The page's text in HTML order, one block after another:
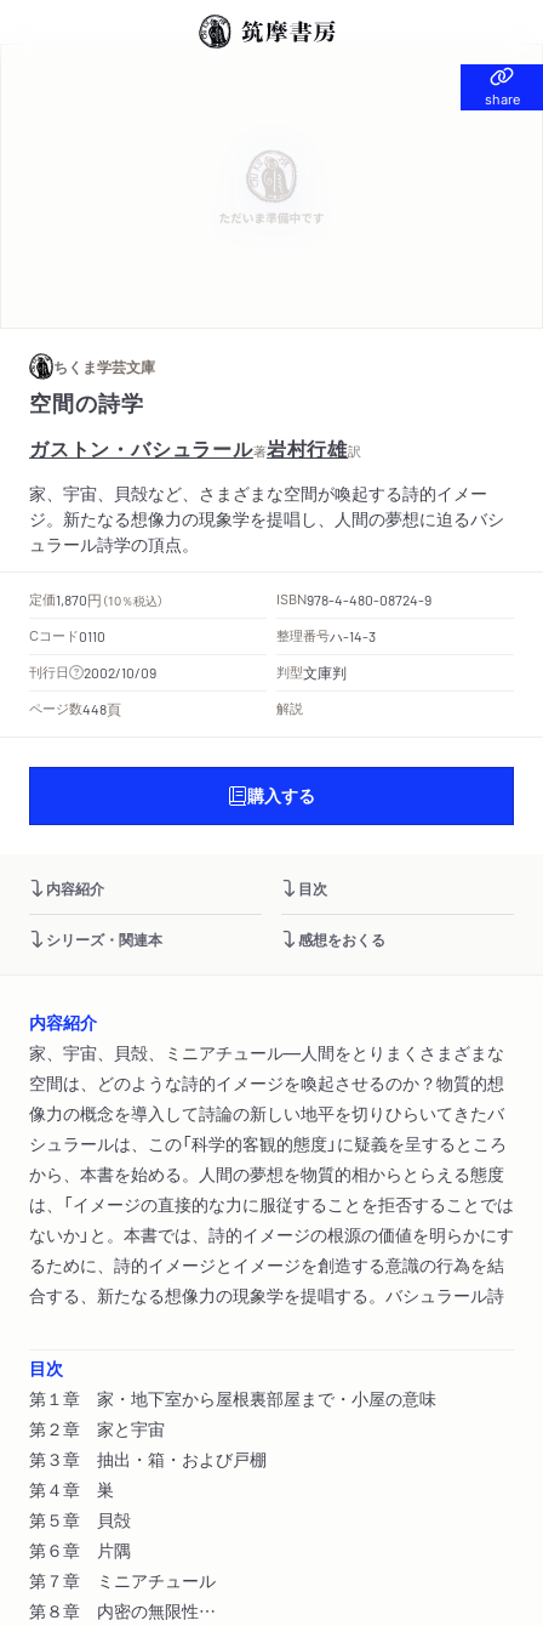
share
share
ちくま学芸文庫
空間の詩学
ガストン・バシュラール著岩村行雄訳
家、宇宙、貝殻など、さまざまな空間が喚起する詩的イメー
ジ。新たなる想像力の現象学を提唱し、人間の夢想に迫るバシ
ュラール詩学の頂点。
定価1,870円 （10％税込） ISBN978-4-480-08724-9
Cコード0110 整理番号ハ-14-3
刊行日 2002/10/09 判型文庫判
ページ数448頁 解説
購入する
内容紹介 目次
シリーズ・関連本 感想をおくる
内容紹介
家、宇宙、貝殻、ミニアチュール―人間をとりまくさまざまな
空間は、どのような詩的イメージを喚起させるのか？物質的想
像力の概念を導入して詩論の新しい地平を切りひらいてきたバ
シュラールは、この「科学的客観的態度」に疑義を呈するところ
から、本書を始める。人間の夢想を物質的相からとらえる態度
は、「イメージの直接的な力に服従することを拒否することでは
ないか」と。本書では、詩的イメージの根源の価値を明らかにす
るために、詩的イメージとイメージを創造する意識の行為を結
合する、新たなる想像力の現象学を提唱する。バシュラール詩
目次
第１章 家・地下室から屋根裏部屋まで・小屋の意味
第２章 家と宇宙
第３章 抽出・箱・および戸棚
第４章 巣
第５章 貝殻
第６章 片隅
第７章 ミニアチュール
第８章 内密の無限性